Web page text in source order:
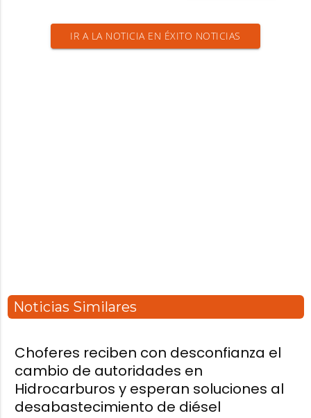
IR A LA NOTICIA EN ÉXITO NOTICIAS
Noticias Similares
Choferes reciben con desconfianza el
cambio de autoridades en
Hidrocarburos y esperan soluciones al
desabastecimiento de diésel